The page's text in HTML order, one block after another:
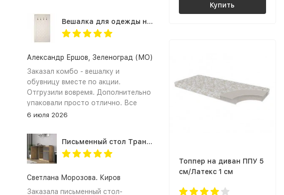
Купить
Топпер на диван ППУ 5
см/Латекс 1 см
Вешалка для одежды настенная в прихожую Оливия Н2, экокожа молочная
Александр Ершов, Зеленоград (МО)
Заказал комбо - вешалку и
обувницу вместе по акции.
Отгрузили вовремя. Дополнительно
упаковали просто отлично. Все
получили и собрали. Документы на
Спасибо!
6 июля 2026
Письменный стол Трансформер для школьника с тумбой СП-21 СИТИ ЛДСП графит / дуб крафт золотой
Светлана Морозова. Киров
Заказала письменный стол-